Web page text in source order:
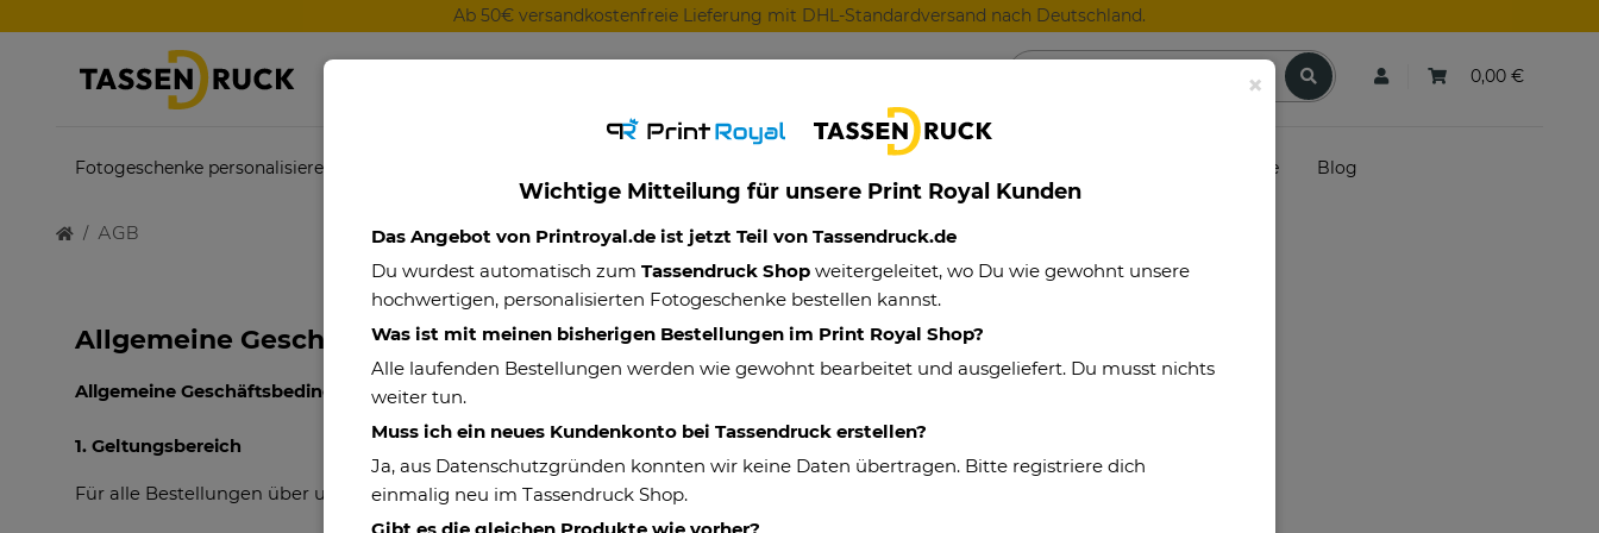
Ab 50€ versandkostenfreie Lieferung mit DHL-Standardversand nach Deutschland.
0,00 €
Fotogeschenke personalisieren Gutscheine Blog
AGB
Allgemeine Geschäftsbedingungen
Allgemeine Geschäftsbedingungen
1. Geltungsbereich
Für alle Bestellungen über unseren Online-Shop durch Verbraucher und Unternehmer gelten die nachfolgenden AGB.
×
Wichtige Mitteilung für unsere Print Royal Kunden
Das Angebot von Printroyal.de ist jetzt Teil von Tassendruck.de
Du wurdest automatisch zum Tassendruck Shop weitergeleitet, wo Du wie gewohnt unsere
hochwertigen, personalisierten Fotogeschenke bestellen kannst.
Was ist mit meinen bisherigen Bestellungen im Print Royal Shop?
Alle laufenden Bestellungen werden wie gewohnt bearbeitet und ausgeliefert. Du musst nichts
weiter tun.
Muss ich ein neues Kundenkonto bei Tassendruck erstellen?
Ja, aus Datenschutzgründen konnten wir keine Daten übertragen. Bitte registriere dich
einmalig neu im Tassendruck Shop.